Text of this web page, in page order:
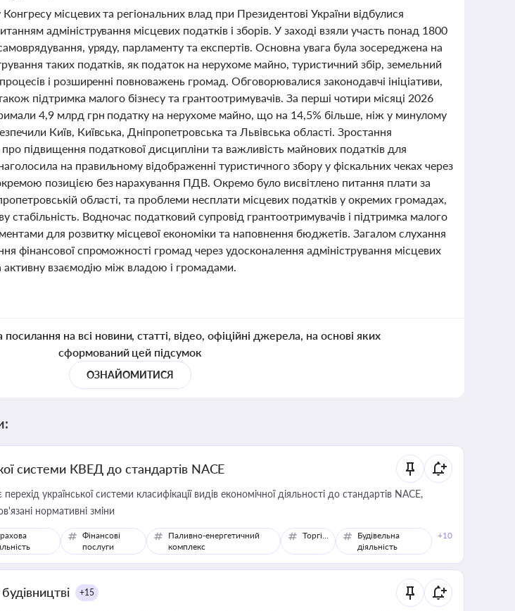
місцевих та регіональних влад при Президентові України відбулися
адміністрування місцевих податків і зборів. У заході взяли участь понад 1800
уряду, парламенту та експертів. Основна увага була зосереджена на
таких податків, як податок на нерухоме майно, туристичний збір, земельний
і розширенні повноважень громад. Обговорювалися законодавчі ініціативи,
підтримка малого бізнесу та грантоотримувачів. За перші чотири місяці 2026
4,9 млрд грн податку на нерухоме майно, що на 14,5% більше, ніж у минулому
Київ, Київська, Дніпропетровська та Львівська області. Зростання
підвищення податкової дисципліни та важливість майнових податків для
на правильному відображенні туристичного збору у фіскальних чеках через
позицією без нарахування ПДВ. Окремо було висвітлено питання плати за
області, та проблеми несплати місцевих податків у окремих громадах,
стабільність. Водночас податковий супровід грантоотримувачів і підтримка малого
для розвитку місцевої економіки та наповнення бюджетів. Загалом слухання
фінансової спроможності громад через удосконалення адміністрування місцевих
активну взаємодію між владою і громадами.
на всі новини, статті, відео, офіційні джерела, на основі яких
сформований цей підсумок
ОЗНАЙОМИТИСЯ
системи КВЕД до стандартів NACE
української системи класифікації видів економічної діяльності до стандартів NACE,
нормативні зміни
Фінансові
послуги
Паливно-енергетичний
комплекс
Торгівля
Будівельна
діяльність
+10
+15